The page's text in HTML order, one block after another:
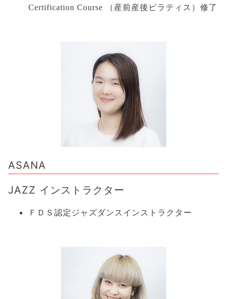
Certification Course
（産前産後ピラティス）修了
ASANA
JAZZ インストラクター
ＦＤＳ認定ジャズダンスインストラクター